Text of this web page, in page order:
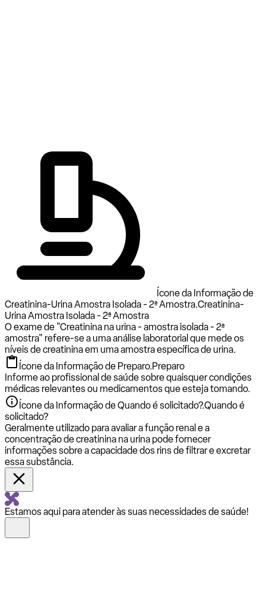
Ícone da Informação de
Creatinina-Urina Amostra Isolada - 2ª Amostra.Creatinina-
Urina Amostra Isolada - 2ª Amostra
O exame de "Creatinina na urina - amostra isolada - 2ª
amostra" refere-se a uma análise laboratorial que mede os
níveis de creatinina em uma amostra específica de urina.
Ícone da Informação de Preparo.Preparo
Informe ao profissional de saúde sobre quaisquer condições
médicas relevantes ou medicamentos que esteja tomando.
Ícone da Informação de Quando é solicitado?.Quando é
solicitado?
Geralmente utilizado para avaliar a função renal e a
concentração de creatinina na urina pode fornecer
informações sobre a capacidade dos rins de filtrar e excretar
essa substância.
Estamos aqui para atender às suas necessidades de saúde!